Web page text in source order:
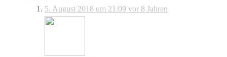
5. August 2018 um 21:09 vor 8 Jahren